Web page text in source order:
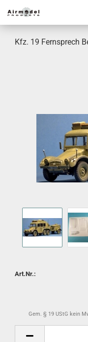
Kfz. 19 Fernsprech
Art.Nr.:
Gem. § 19 UStG kein